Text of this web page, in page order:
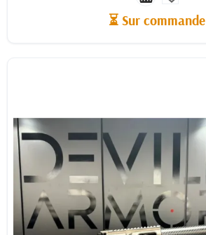
⏳ Sur commande